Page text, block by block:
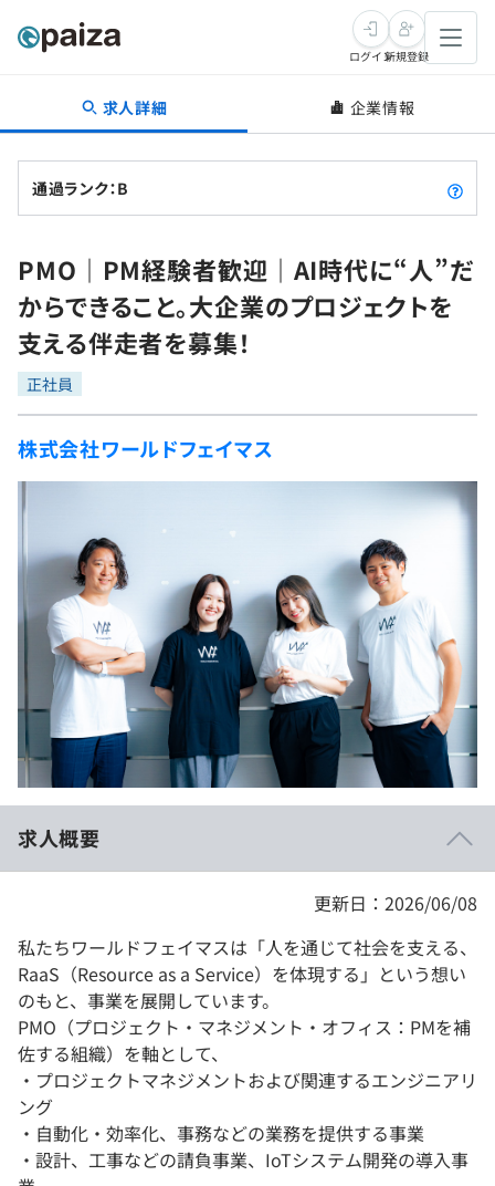
転職・キャリア
転職成功ガイド
転職エージェント
インタビュー
転職成功ガイド
新卒就活
求人検索
本選考
インターン
新卒エージェント
インタビュー
就活成功ガイド
学習
問題集
4択課題
リファレンス
プラン
個人向けプラン
法人向けプラン
学校向けプラン
契約内容・クーポン
プログラミング言語
再チャレンジ結果一覧
ゲーム・マンガ
Tech Team Journal
paiza times
note
paizaとは？
ログイン新規登録
求人詳細 企業情報
通過ランク：B
PMO｜PM経験者歓迎｜AI時代に“人”だ
からできること。大企業のプロジェクトを
支える伴走者を募集！
正社員
株式会社ワールドフェイマス
求人概要
更新日：2026/06/08
私たちワールドフェイマスは「人を通じて社会を支える、
RaaS（Resource as a Service）を体現する」という想い
のもと、事業を展開しています。
PMO（プロジェクト・マネジメント・オフィス：PMを補
佐する組織）を軸として、
・プロジェクトマネジメントおよび関連するエンジニアリ
ング
・自動化・効率化、事務などの業務を提供する事業
・設計、工事などの請負事業、IoTシステム開発の導入事